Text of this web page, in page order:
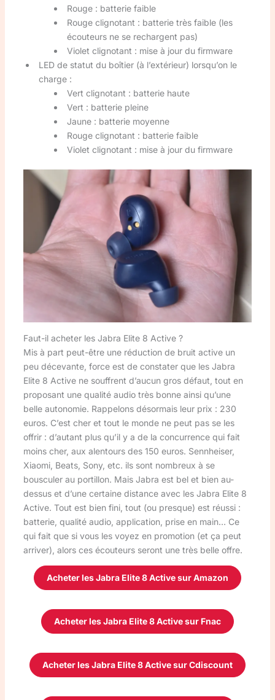
Rouge : batterie faible
Rouge clignotant : batterie très faible (les
écouteurs ne se rechargent pas)
Violet clignotant : mise à jour du firmware
LED de statut du boîtier (à l’extérieur) lorsqu’on le
charge :
Vert clignotant : batterie haute
Vert : batterie pleine
Jaune : batterie moyenne
Rouge clignotant : batterie faible
Violet clignotant : mise à jour du firmware
Faut-il acheter les Jabra Elite 8 Active ?
Mis à part peut-être une réduction de bruit active un
peu décevante, force est de constater que les Jabra
Elite 8 Active ne souffrent d’aucun gros défaut, tout en
proposant une qualité audio très bonne ainsi qu’une
belle autonomie. Rappelons désormais leur prix : 230
euros. C’est cher et tout le monde ne peut pas se les
offrir : d’autant plus qu’il y a de la concurrence qui fait
moins cher, aux alentours des 150 euros. Sennheiser,
Xiaomi, Beats, Sony, etc. ils sont nombreux à se
bousculer au portillon. Mais Jabra est bel et bien au-
dessus et d’une certaine distance avec les Jabra Elite 8
Active. Tout est bien fini, tout (ou presque) est réussi :
batterie, qualité audio, application, prise en main… Ce
qui fait que si vous les voyez en promotion (et ça peut
arriver), alors ces écouteurs seront une très belle offre.
Acheter les Jabra Elite 8 Active sur Amazon
Acheter les Jabra Elite 8 Active sur Fnac
Acheter les Jabra Elite 8 Active sur Cdiscount